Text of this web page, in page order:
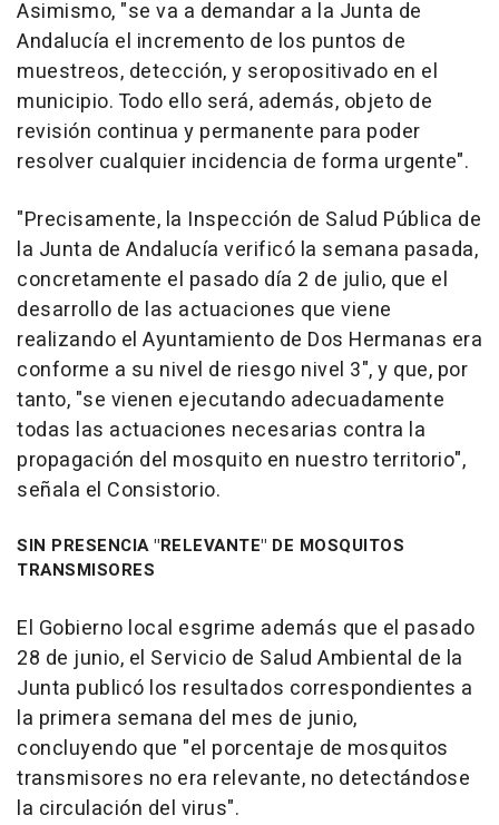
Asimismo, "se va a demandar a la Junta de
Andalucía el incremento de los puntos de
muestreos, detección, y seropositivado en el
municipio. Todo ello será, además, objeto de
revisión continua y permanente para poder
resolver cualquier incidencia de forma urgente".
"Precisamente, la Inspección de Salud Pública de
la Junta de Andalucía verificó la semana pasada,
concretamente el pasado día 2 de julio, que el
desarrollo de las actuaciones que viene
realizando el Ayuntamiento de Dos Hermanas era
conforme a su nivel de riesgo nivel 3", y que, por
tanto, "se vienen ejecutando adecuadamente
todas las actuaciones necesarias contra la
propagación del mosquito en nuestro territorio",
señala el Consistorio.
SIN PRESENCIA "RELEVANTE" DE MOSQUITOS
TRANSMISORES
El Gobierno local esgrime además que el pasado
28 de junio, el Servicio de Salud Ambiental de la
Junta publicó los resultados correspondientes a
la primera semana del mes de junio,
concluyendo que "el porcentaje de mosquitos
transmisores no era relevante, no detectándose
la circulación del virus".